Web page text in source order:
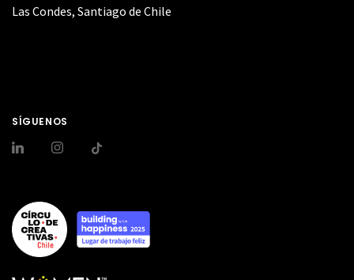
Las Condes, Santiago de Chile
SÍGUENOS